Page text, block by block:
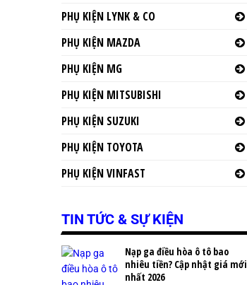
PHỤ KIỆN LYNK & CO
PHỤ KIỆN MAZDA
PHỤ KIỆN MG
PHỤ KIỆN MITSUBISHI
PHỤ KIỆN SUZUKI
PHỤ KIỆN TOYOTA
PHỤ KIỆN VINFAST
TIN TỨC & SỰ KIỆN
Nạp ga điều hòa ô tô bao
nhiêu tiền? Cập nhật giá mới
nhất 2026